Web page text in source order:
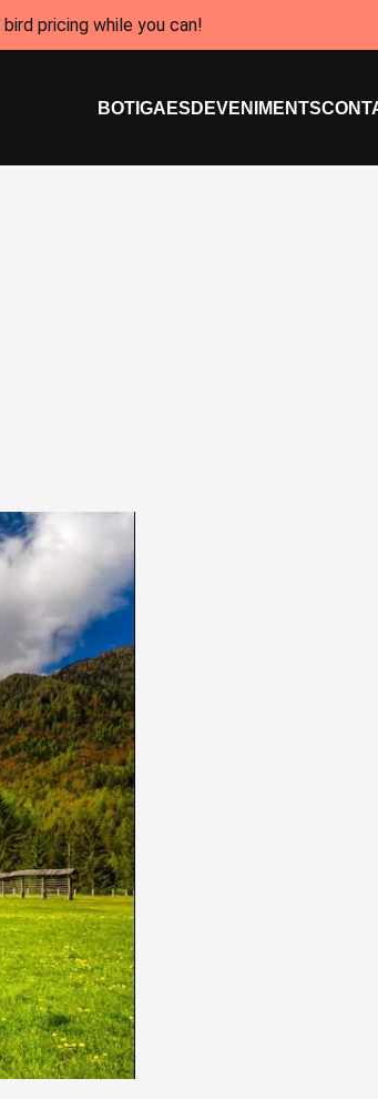
pricing while you can!
BOTIGA ESDEVENIMENTS